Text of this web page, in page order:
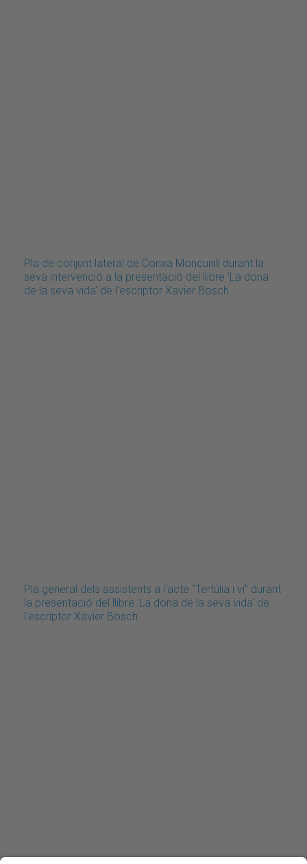
Pla de conjunt lateral de Conxa Moncunill durant la
seva intervenció a la presentació del llibre 'La dona
de la seva vida' de l'escriptor Xavier Bosch.
Pla general dels assistents a l'acte "Tertúlia i vi" durant
la presentació del llibre 'La dona de la seva vida' de
l'escriptor Xavier Bosch.